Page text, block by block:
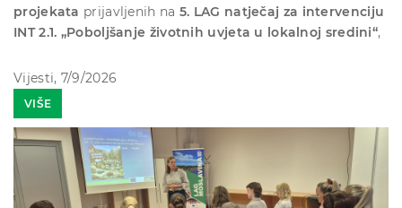
projekata prijavljenih na 5. LAG natječaj za intervenciju
INT 2.1. „Poboljšanje životnih uvjeta u lokalnoj sredini“,
Ovim odlukama nastavlja se provedba Lokalne razvojne
strategije LAG-a "Moslavina" s ciljem unaprjeđenja
kvalitete života stanovnika ruralnog područja kroz
ulaganja u lokalnu društvenu, komunalnu i rekreacijsku
infrastrukturu te druge sadržaje od značaja za lokalnu
zajednicu.
Nakon sjednice Upravnog odbora,
Vijesti, 7/9/2026
VIŠE